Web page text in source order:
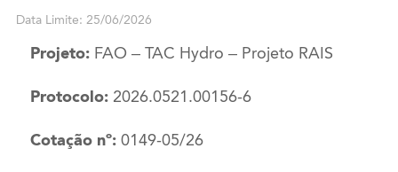
Data Limite: 25/06/2026
Projeto: FAO – TAC Hydro – Projeto RAIS
Protocolo: 2026.0521.00156-6
Cotação nº: 0149-05/26